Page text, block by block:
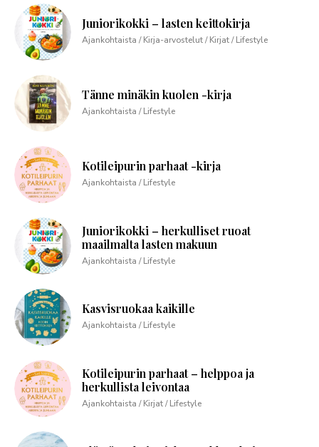
Juniorikokki – lasten keittokirja
Ajankohtaista / Kirja-arvostelut / Kirjat / Lifestyle
Tänne minäkin kuolen -kirja
Ajankohtaista / Lifestyle
Kotileipurin parhaat -kirja
Ajankohtaista / Lifestyle
Juniorikokki – herkulliset ruoat
maailmalta lasten makuun
Ajankohtaista / Lifestyle
Kasvisruokaa kaikille
Ajankohtaista / Lifestyle
Kotileipurin parhaat – helppoa ja
herkullista leivontaa
Ajankohtaista / Kirjat / Lifestyle